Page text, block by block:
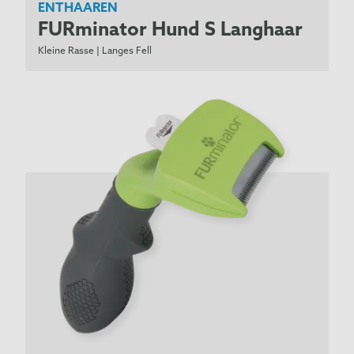
Dackel (Langhaar)
*
Deutsch Drahthaar
Deutsch Kurzhaar*
Deutsche Dogge
Deutscher Schäferhund (Kurzhaar)
Deutscher Schäferhund (Langhaar)
Dobermann
Dobermann
*
Drahthaar Fox Terrier
Englische Bulldogge
Englischer Toy Terrier
ENTHAAREN
FURminator Hund S Langhaar
Kleine Rasse | Langes Fell